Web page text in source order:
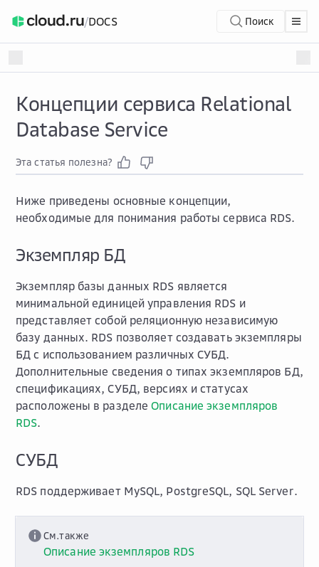
/DOCS Поиск
Концепции сервиса Relational
Database Service
Эта статья полезна?
Ниже приведены основные концепции,
необходимые для понимания работы сервиса RDS.
Экземпляр БД
Экземпляр базы данных RDS является
минимальной единицей управления RDS и
представляет собой реляционную независимую
базу данных. RDS позволяет создавать экземпляры
БД с использованием различных СУБД.
Дополнительные сведения о типах экземпляров БД,
спецификациях, СУБД, версиях и статусах
расположены в разделеОписание экземпляров
RDS.
СУБД
RDS поддерживает MySQL, PostgreSQL, SQL Server.
См.также
Описание экземпляров RDS